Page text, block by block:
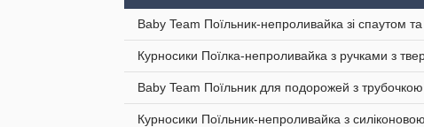
Baby Team Поїльник-непроливайка зі спаутом
Курносики Поїлка-непроливайка з ручками з
Baby Team Поїльник для подорожей з
Курносики Поїльник-непроливайка з